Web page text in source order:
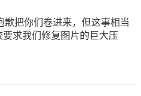
歉把你们卷进来，但这事相当
求我们修复图片的巨大压